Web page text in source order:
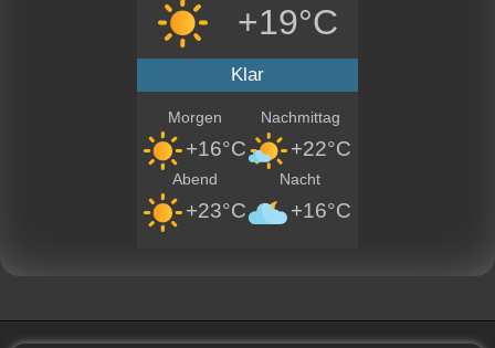
+19°C
Klar
Morgen
+16°C
Nachmittag
+22°C
Abend
+23°C
Nacht
+16°C